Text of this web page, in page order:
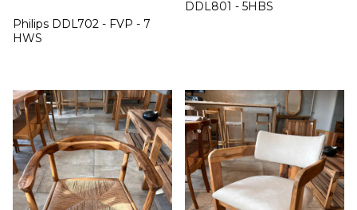
Philips DDL702 - FVP - 7
HWS
DDL801 - 5HBS